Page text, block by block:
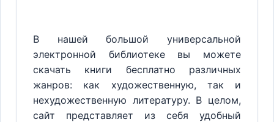
В нашей большой универсальной
электронной библиотеке вы можете
скачать книги бесплатно различных
жанров: как художественную, так и
нехудожественную литературу. В целом,
сайт представляет из себя удобный